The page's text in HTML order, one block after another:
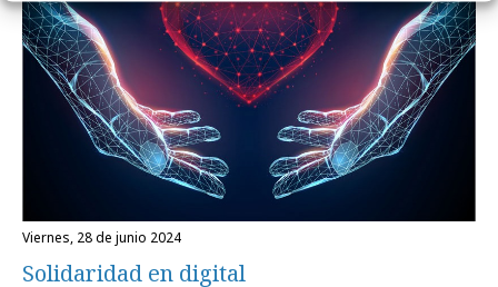
viernes, 28 de junio 2024
Solidaridad en digital